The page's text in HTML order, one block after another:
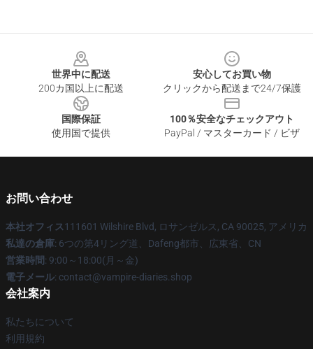
世界中に配送
200カ国以上に配送
安心してお買い物
クリックから配送まで24/7保護
国際保証
使用国で提供
100％安全なチェックアウト
PayPal / マスターカード / ビザ
お問い合わせ
本社オフィス111601 Wilshire Blvd, ロサンゼルス, CA 90025, アメリカ
私達の倉庫: 6つの第4リング道、Dafeng都市、広東省、CN
営業時間: 9:00～18:00(月～金)
電子メール: contact@vampire-diaries.shop
会社案内
私たちについて
利用規約